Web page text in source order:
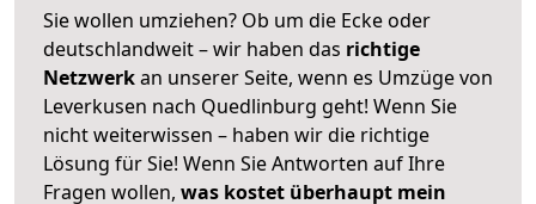
Sie wollen umziehen? Ob um die Ecke oder
deutschlandweit – wir haben das richtige
Netzwerkan unserer Seite, wenn es Umzüge von
Leverkusen nach Quedlinburg geht! Wenn Sie
nicht weiterwissen – haben wir die richtige
Lösung für Sie! Wenn Sie Antworten auf Ihre
Fragen wollen, was kostet überhaupt mein